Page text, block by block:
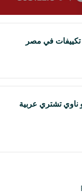
ناوي تشتري عربية